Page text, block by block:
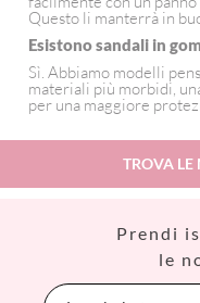
Questo li manterrà in
Esistono sandali in
Sì. Abbiamo modelli
materiali più morbidi,
per una maggiore
TROVA LE
Prendi
le